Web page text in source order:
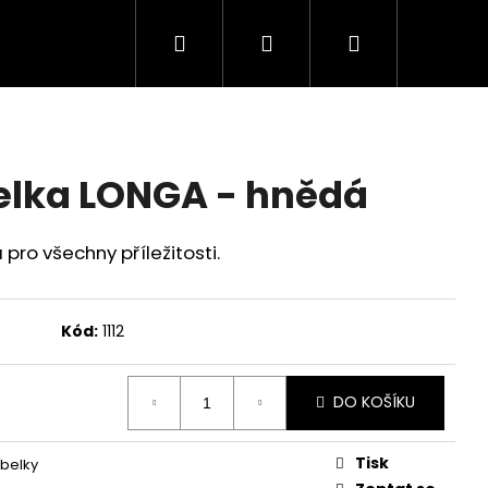
Hledat PřihlášeníNákupní
LONGA - hnědá
všechny příležitosti.
Kód: 1112
DO KOŠÍKU
Tisk
PURA - ČERNÁ